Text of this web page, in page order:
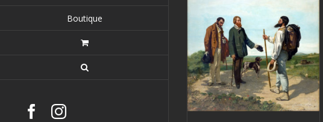
Boutique
Facebook
Instagram